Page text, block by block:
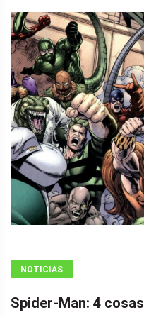
NOTICIAS
Spider-Man: 4 cosas